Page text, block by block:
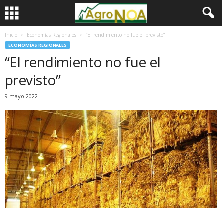
Inicio Economías Regionales “El rendimiento no fue el previsto”
ECONOMÍAS REGIONALES
“El rendimiento no fue el
previsto”
9 mayo 2022